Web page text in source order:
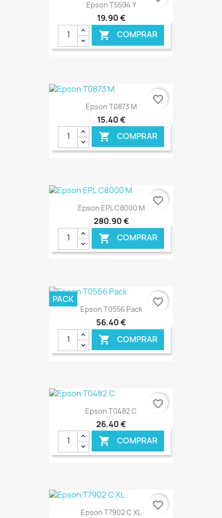
Epson T5594 Y
19,90 €
 COMPRAR
€ ONLINE
Epson T0873 M
15,40 €
 COMPRAR
€ ONLINE
favorite_border
Epson EPL C8000 M
280,90 €
 COMPRAR
€ ONLINE
favorite_border
Epson T0556 Pack
56,40 €
 COMPRAR
€ ONLINE
PACK favorite_border
Epson T0482 C
26,40 €
 COMPRAR
€ ONLINE
favorite_border
Epson T7902 C XL
favorite_border